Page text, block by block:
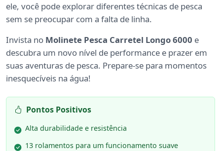
ele, você pode explorar diferentes técnicas de pesca
sem se preocupar com a falta de linha.
Invista no Molinete Pesca Carretel Longo 6000 e
descubra um novo nível de performance e prazer em
suas aventuras de pesca. Prepare-se para momentos
inesquecíveis na água!
Pontos Positivos
Alta durabilidade e resistência
13 rolamentos para um funcionamento suave